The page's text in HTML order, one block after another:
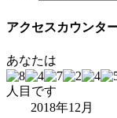
アクセスカウンタ
あなたは
人目です
2018年12月